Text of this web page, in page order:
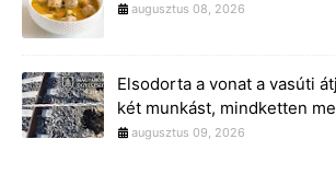
augusztus 08, 2026
Elsodorta a vonat a vasúti
két munkást, mindketten
augusztus 09, 2026